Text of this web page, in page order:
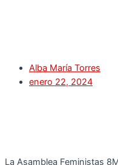
Alba María Torres
enero 22, 2024
La Asamblea Feministas